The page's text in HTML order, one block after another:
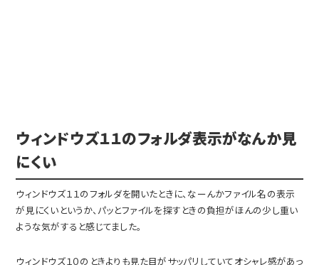
ウィンドウズ１１のフォルダ表示がなんか見
にくい
ウィンドウズ１１のフォルダを開いたときに、なーんかファイル名の表示
が見にくいというか、パッとファイルを探すときの負担がほんの少し重い
ような気がすると感じてました。
ウィンドウズ１０のときよりも見た目がサッパリしていてオシャレ感があっ